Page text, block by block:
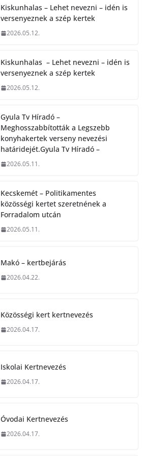
Kiskunhalas – Lehet nevezni – idén is
versenyeznek a szép kertek
2026.05.12.
Kiskunhalas – Lehet nevezni – idén is
versenyeznek a szép kertek
2026.05.12.
Gyula Tv Híradó –
Meghosszabbították a Legszebb
konyhakertek verseny nevezési
határidejét.Gyula Tv Híradó –
2026.05.11.
Kecskemét – Politikamentes
közösségi kertet szeretnének a
Forradalom utcán
2026.05.11.
Makó – kertbejárás
2026.04.22.
Közösségi kert kertnevezés
2026.04.17.
Iskolai Kertnevezés
2026.04.17.
Óvodai Kertnevezés
2026.04.17.